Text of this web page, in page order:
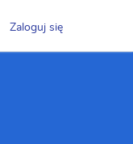
Zaloguj się